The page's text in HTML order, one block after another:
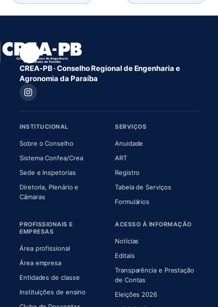
CREA-PB · Conselho Regional de Engenharia e
Agronomia da Paraíba
INSTITUCIONAL
Sobre o Conselho(abre em nova aba)
Sistema Confea/Crea(abre em nova aba)
Sede e Inspetorias
Diretoria, Plenário e
Câmaras(abre em nova aba)
SERVIÇOS
Anuidade
ART(abre em nova aba)
Registro
Tabela de Serviços
Formulários
PROFISSIONAIS E
EMPRESAS
Área profissional
Área empresa
Entidades de classe
Instituições de ensino
ACESSO À INFORMAÇÃO
Notícias
Editais
Transparência e Prestação
de Contas
Eleições 2026